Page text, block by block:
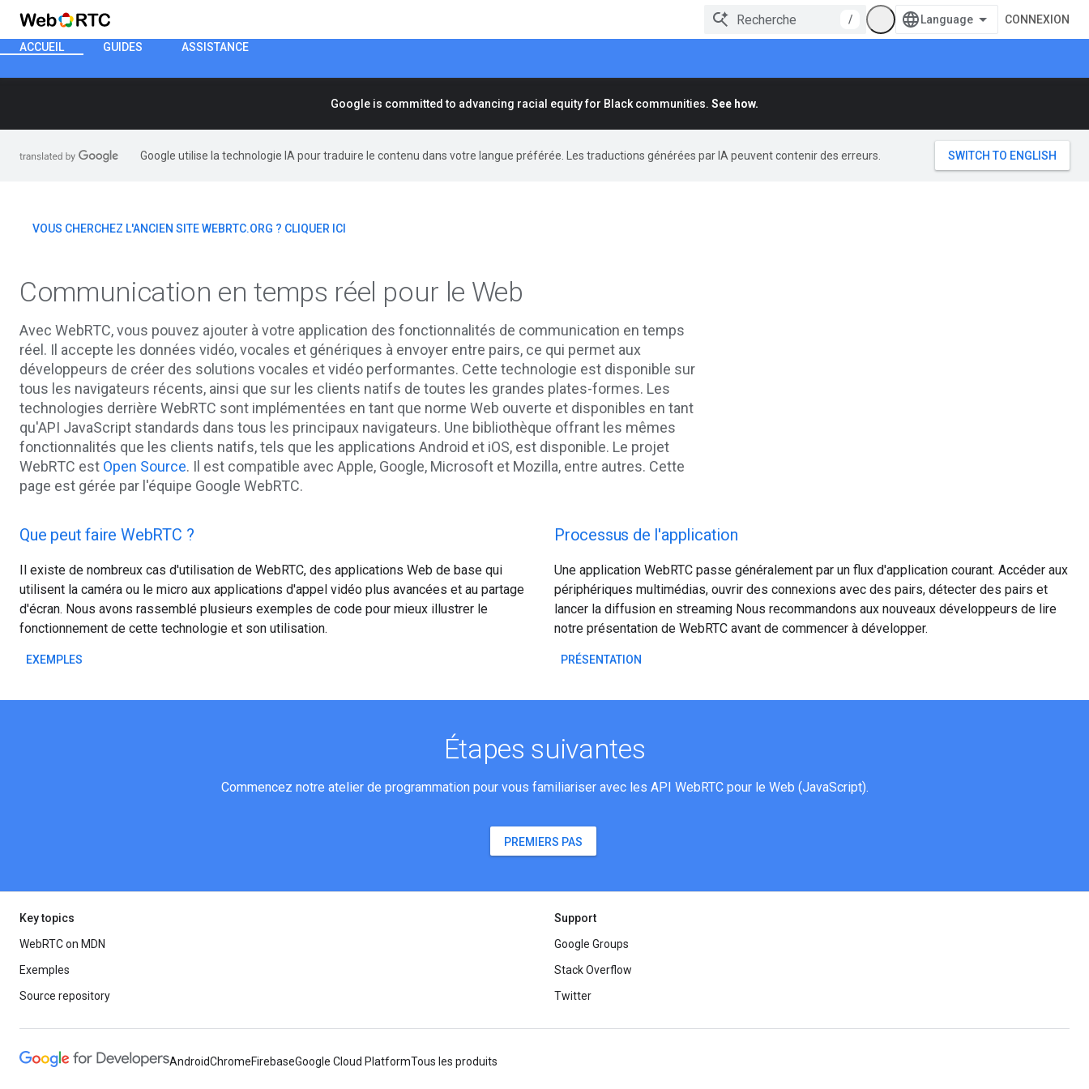
/ CONNEXION
ACCUEIL GUIDES ASSISTANCE
Google is committed to advancing racial equity for Black communities. See how.
Google utilise la technologie IA pour traduire le contenu dans votre langue préférée. Les traductions générées par IA peuvent contenir des erreurs.
VOUS CHERCHEZ L'ANCIEN SITE WEBRTC.ORG ? CLIQUER ICI
Communication en temps réel pour le Web
Avec WebRTC, vous pouvez ajouter à votre application des fonctionnalités de communication en temps
réel. Il accepte les données vidéo, vocales et génériques à envoyer entre pairs, ce qui permet aux
développeurs de créer des solutions vocales et vidéo performantes. Cette technologie est disponible sur
tous les navigateurs récents, ainsi que sur les clients natifs de toutes les grandes plates-formes. Les
technologies derrière WebRTC sont implémentées en tant que norme Web ouverte et disponibles en tant
qu'API JavaScript standards dans tous les principaux navigateurs. Une bibliothèque offrant les mêmes
fonctionnalités que les clients natifs, tels que les applications Android et iOS, est disponible. Le projet
WebRTC est Open Source. Il est compatible avec Apple, Google, Microsoft et Mozilla, entre autres. Cette
page est gérée par l'équipe Google WebRTC.
Que peut faire WebRTC ?
Il existe de nombreux cas d'utilisation de WebRTC, des applications Web de base qui
utilisent la caméra ou le micro aux applications d'appel vidéo plus avancées et au partage
d'écran. Nous avons rassemblé plusieurs exemples de code pour mieux illustrer le
fonctionnement de cette technologie et son utilisation.
EXEMPLES
Processus de l'application
Une application WebRTC passe généralement par un flux d'application courant. Accéder aux
périphériques multimédias, ouvrir des connexions avec des pairs, détecter des pairs et
lancer la diffusion en streaming Nous recommandons aux nouveaux développeurs de lire
notre présentation de WebRTC avant de commencer à développer.
PRÉSENTATION
Étapes suivantes
Commencez notre atelier de programmation pour vous familiariser avec les API WebRTC pour le Web (JavaScript).
PREMIERS PAS
Key topics
WebRTC on MDN
Exemples
Source repository
Support
Google Groups
Stack Overflow
Twitter
AndroidChromeFirebaseGoogle Cloud PlatformTous les produits